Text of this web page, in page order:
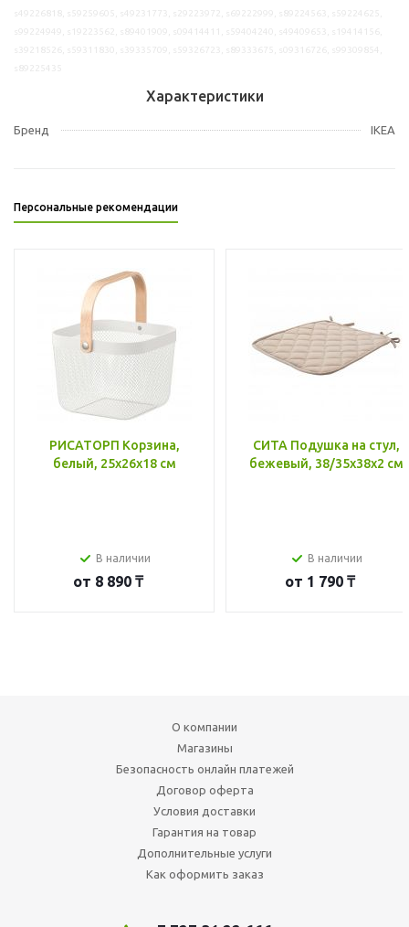
Характеристики
Бренд IKEA
Персональные рекомендации
РИСАТОРП Корзина,
белый, 25x26x18 см
В наличии
от 8 890 ₸
СИТА Подушка на стул,
бежевый, 38/35x38x2 см
В наличии
от 1 790 ₸
О компании
Магазины
Безопасность онлайн платежей
Договор оферта
Условия доставки
Гарантия на товар
Дополнительные услуги
Как оформить заказ